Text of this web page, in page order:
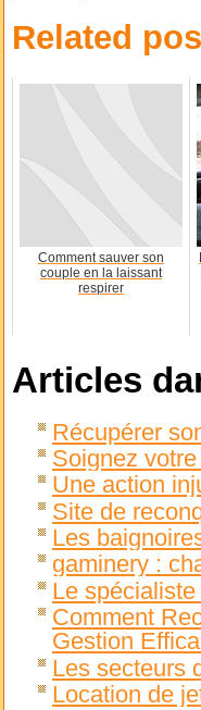
Related
Comment sauver son
couple en la laissant
respirer
Articles
Récupérer
Soignez
Une action
Site de
Les
gaminery :
Le
Comment
Gestion
Les secteurs
Location de